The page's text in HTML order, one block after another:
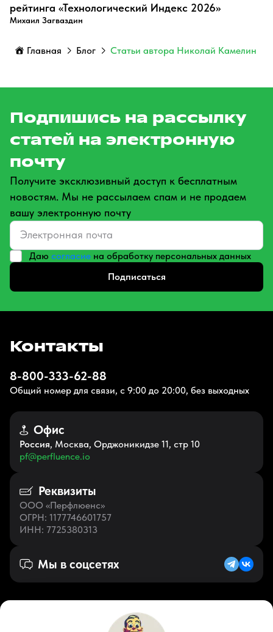
рейтинга «Технологический Индекс 2026»
Михаил Загваздин
Главная Блог Статьи автора Николай Камелин
Подпишись на рассылку
статей на электронную
почту
Получите эксклюзивный доступ к бесплатным
новостям. Мы не рассылаем спам и не продаем
вашу электронную почту
Даю согласие на обработку персональных данных
Подписаться
Контакты
8-800-333-62-88
Общий номер для связи, с 9:00 до 20:00, без выходных
Офис
Россия, Москва, Орджоникидзе 11, стр 10
pf@perfluence.io
Реквизиты
ООО «Перфлюенс»
ОГРН: 1177746601757
ИНН: 7725380313
Мы в соцсетях